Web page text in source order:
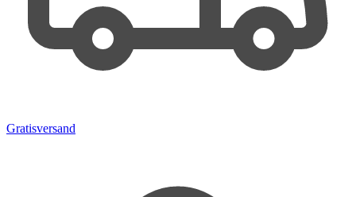
Gratisversand